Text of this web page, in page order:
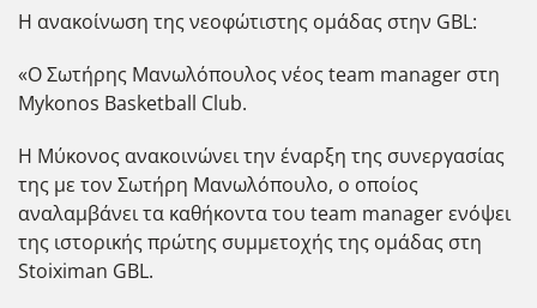
Η ανακοίνωση της νεοφώτιστης ομάδας στην GBL:
«Ο Σωτήρης Μανωλόπουλος νέος team manager στη
Mykonos Basketball Club.
Η Μύκονος ανακοινώνει την έναρξη της συνεργασίας
της με τον Σωτήρη Μανωλόπουλο, ο οποίος
αναλαμβάνει τα καθήκοντα του team manager ενόψει
της ιστορικής πρώτης συμμετοχής της ομάδας στη
Stoiximan GBL.